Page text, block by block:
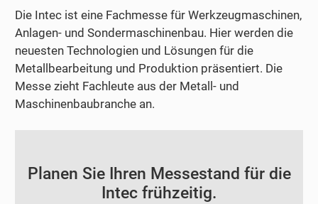
Die Intec ist eine Fachmesse für Werkzeugmaschinen,
Anlagen- und Sondermaschinenbau. Hier werden die
neuesten Technologien und Lösungen für die
Metallbearbeitung und Produktion präsentiert. Die
Messe zieht Fachleute aus der Metall- und
Maschinenbaubranche an.
Planen Sie Ihren Messestand für die
Intec frühzeitig.